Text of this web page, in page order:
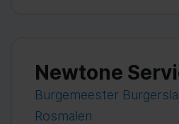
Newtone
Burgemeester
Rosmalen